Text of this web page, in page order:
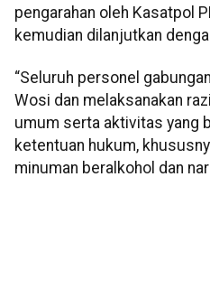
pengarahan oleh Kasatpol
kemudian dilanjutkan
“Seluruh personel
Wosi dan melaksanakan
umum serta aktivitas yang
ketentuan hukum,
minuman beralkohol dan